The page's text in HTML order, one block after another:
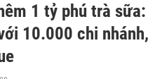
1 tỷ phú trà sữa:
10.000 chi nhánh,